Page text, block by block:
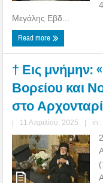
Μεγάλης Εβδ...
Read more
† Εις μνήμην:
Βορείου και
στο
| 11 Απριλίου, 2025 | in :